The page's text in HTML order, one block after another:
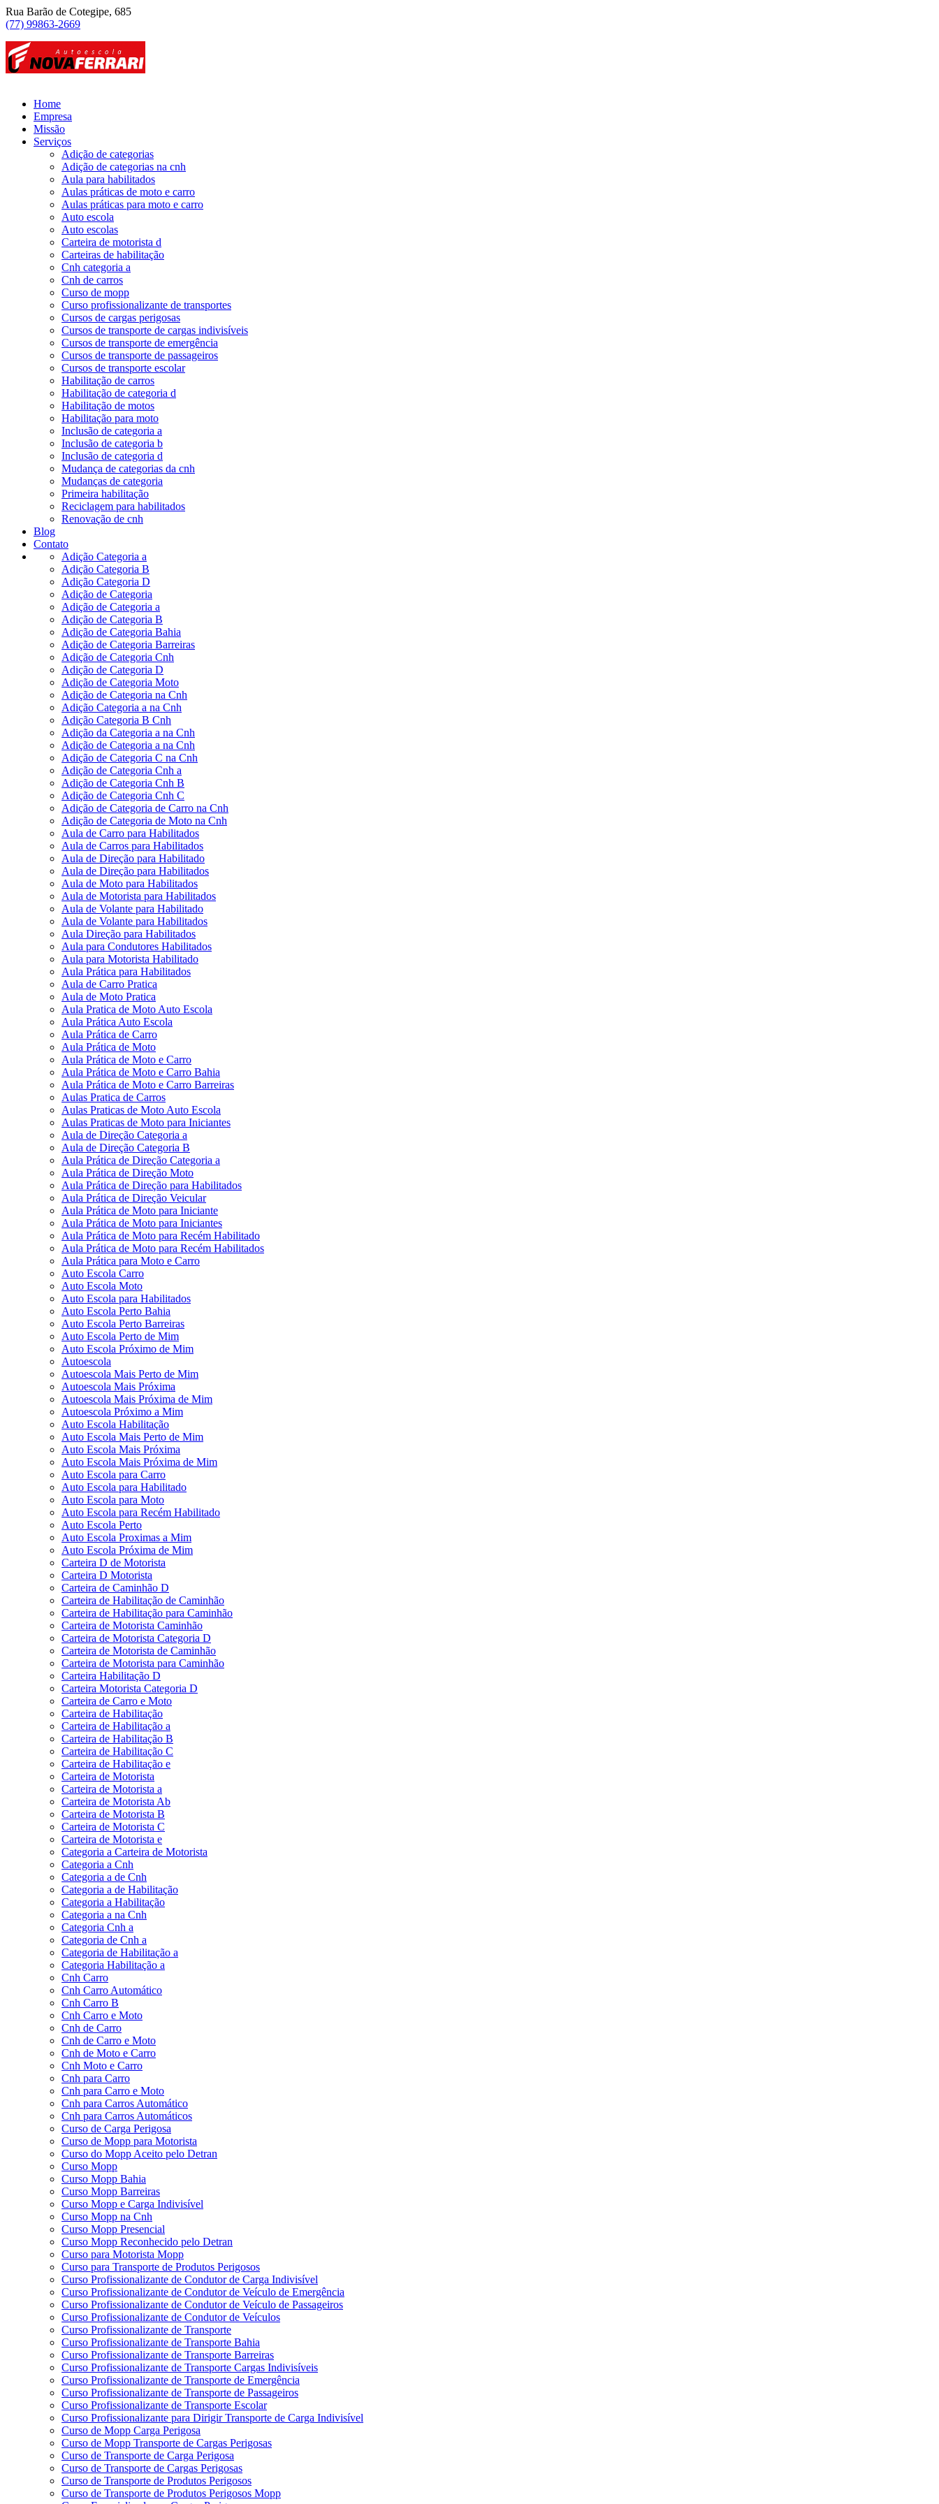
Rua Barão de Cotegipe, 685
(77) 99863-2669
Home
Empresa
Missão
Serviços
Adição de categorias
Adição de categorias na cnh
Aula para habilitados
Aulas práticas de moto e carro
Aulas práticas para moto e carro
Auto escola
Auto escolas
Carteira de motorista d
Carteiras de habilitação
Cnh categoria a
Cnh de carros
Curso de mopp
Curso profissionalizante de transportes
Cursos de cargas perigosas
Cursos de transporte de cargas indivisíveis
Cursos de transporte de emergência
Cursos de transporte de passageiros
Cursos de transporte escolar
Habilitação de carros
Habilitação de categoria d
Habilitação de motos
Habilitação para moto
Inclusão de categoria a
Inclusão de categoria b
Inclusão de categoria d
Mudança de categorias da cnh
Mudanças de categoria
Primeira habilitação
Reciclagem para habilitados
Renovação de cnh
Blog
Contato
Adição Categoria a
Adição Categoria B
Adição Categoria D
Adição de Categoria
Adição de Categoria a
Adição de Categoria B
Adição de Categoria Bahia
Adição de Categoria Barreiras
Adição de Categoria Cnh
Adição de Categoria D
Adição de Categoria Moto
Adição de Categoria na Cnh
Adição Categoria a na Cnh
Adição Categoria B Cnh
Adição da Categoria a na Cnh
Adição de Categoria a na Cnh
Adição de Categoria C na Cnh
Adição de Categoria Cnh a
Adição de Categoria Cnh B
Adição de Categoria Cnh C
Adição de Categoria de Carro na Cnh
Adição de Categoria de Moto na Cnh
Aula de Carro para Habilitados
Aula de Carros para Habilitados
Aula de Direção para Habilitado
Aula de Direção para Habilitados
Aula de Moto para Habilitados
Aula de Motorista para Habilitados
Aula de Volante para Habilitado
Aula de Volante para Habilitados
Aula Direção para Habilitados
Aula para Condutores Habilitados
Aula para Motorista Habilitado
Aula Prática para Habilitados
Aula de Carro Pratica
Aula de Moto Pratica
Aula Pratica de Moto Auto Escola
Aula Prática Auto Escola
Aula Prática de Carro
Aula Prática de Moto
Aula Prática de Moto e Carro
Aula Prática de Moto e Carro Bahia
Aula Prática de Moto e Carro Barreiras
Aulas Pratica de Carros
Aulas Praticas de Moto Auto Escola
Aulas Praticas de Moto para Iniciantes
Aula de Direção Categoria a
Aula de Direção Categoria B
Aula Prática de Direção Categoria a
Aula Prática de Direção Moto
Aula Prática de Direção para Habilitados
Aula Prática de Direção Veicular
Aula Prática de Moto para Iniciante
Aula Prática de Moto para Iniciantes
Aula Prática de Moto para Recém Habilitado
Aula Prática de Moto para Recém Habilitados
Aula Prática para Moto e Carro
Auto Escola Carro
Auto Escola Moto
Auto Escola para Habilitados
Auto Escola Perto Bahia
Auto Escola Perto Barreiras
Auto Escola Perto de Mim
Auto Escola Próximo de Mim
Autoescola
Autoescola Mais Perto de Mim
Autoescola Mais Próxima
Autoescola Mais Próxima de Mim
Autoescola Próximo a Mim
Auto Escola Habilitação
Auto Escola Mais Perto de Mim
Auto Escola Mais Próxima
Auto Escola Mais Próxima de Mim
Auto Escola para Carro
Auto Escola para Habilitado
Auto Escola para Moto
Auto Escola para Recém Habilitado
Auto Escola Perto
Auto Escola Proximas a Mim
Auto Escola Próxima de Mim
Carteira D de Motorista
Carteira D Motorista
Carteira de Caminhão D
Carteira de Habilitação de Caminhão
Carteira de Habilitação para Caminhão
Carteira de Motorista Caminhão
Carteira de Motorista Categoria D
Carteira de Motorista de Caminhão
Carteira de Motorista para Caminhão
Carteira Habilitação D
Carteira Motorista Categoria D
Carteira de Carro e Moto
Carteira de Habilitação
Carteira de Habilitação a
Carteira de Habilitação B
Carteira de Habilitação C
Carteira de Habilitação e
Carteira de Motorista
Carteira de Motorista a
Carteira de Motorista Ab
Carteira de Motorista B
Carteira de Motorista C
Carteira de Motorista e
Categoria a Carteira de Motorista
Categoria a Cnh
Categoria a de Cnh
Categoria a de Habilitação
Categoria a Habilitação
Categoria a na Cnh
Categoria Cnh a
Categoria de Cnh a
Categoria de Habilitação a
Categoria Habilitação a
Cnh Carro
Cnh Carro Automático
Cnh Carro B
Cnh Carro e Moto
Cnh de Carro
Cnh de Carro e Moto
Cnh de Moto e Carro
Cnh Moto e Carro
Cnh para Carro
Cnh para Carro e Moto
Cnh para Carros Automático
Cnh para Carros Automáticos
Curso de Carga Perigosa
Curso de Mopp para Motorista
Curso do Mopp Aceito pelo Detran
Curso Mopp
Curso Mopp Bahia
Curso Mopp Barreiras
Curso Mopp e Carga Indivisível
Curso Mopp na Cnh
Curso Mopp Presencial
Curso Mopp Reconhecido pelo Detran
Curso para Motorista Mopp
Curso para Transporte de Produtos Perigosos
Curso Profissionalizante de Condutor de Carga Indivisível
Curso Profissionalizante de Condutor de Veículo de Emergência
Curso Profissionalizante de Condutor de Veículo de Passageiros
Curso Profissionalizante de Condutor de Veículos
Curso Profissionalizante de Transporte
Curso Profissionalizante de Transporte Bahia
Curso Profissionalizante de Transporte Barreiras
Curso Profissionalizante de Transporte Cargas Indivisíveis
Curso Profissionalizante de Transporte de Emergência
Curso Profissionalizante de Transporte de Passageiros
Curso Profissionalizante de Transporte Escolar
Curso Profissionalizante para Dirigir Transporte de Carga Indivisível
Curso de Mopp Carga Perigosa
Curso de Mopp Transporte de Cargas Perigosas
Curso de Transporte de Carga Perigosa
Curso de Transporte de Cargas Perigosas
Curso de Transporte de Produtos Perigosos
Curso de Transporte de Produtos Perigosos Mopp